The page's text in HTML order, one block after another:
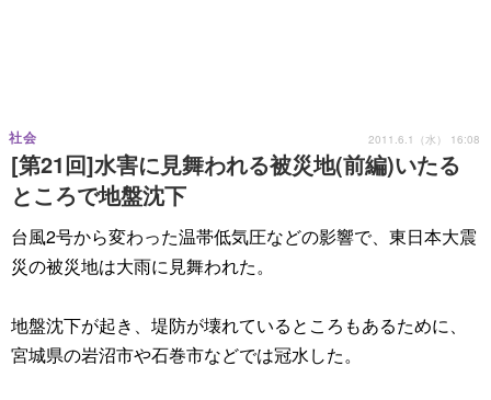
[第21回]水害に見舞われる被災地(前編)いたる
ところで地盤沈下
社会 2011.6.1（水） 16:08
台風2号から変わった温帯低気圧などの影響で、東日本大震
災の被災地は大雨に見舞われた。
地盤沈下が起き、堤防が壊れているところもあるために、
宮城県の岩沼市や石巻市などでは冠水した。